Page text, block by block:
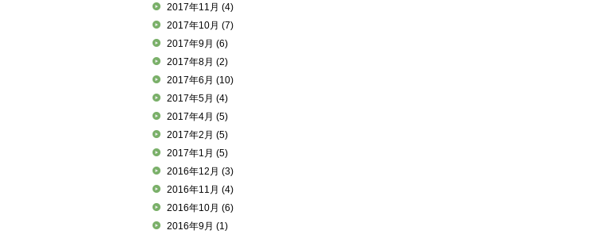
2017年11月 (4)
2017年10月 (7)
2017年9月 (6)
2017年8月 (2)
2017年6月 (10)
2017年5月 (4)
2017年4月 (5)
2017年2月 (5)
2017年1月 (5)
2016年12月 (3)
2016年11月 (4)
2016年10月 (6)
2016年9月 (1)